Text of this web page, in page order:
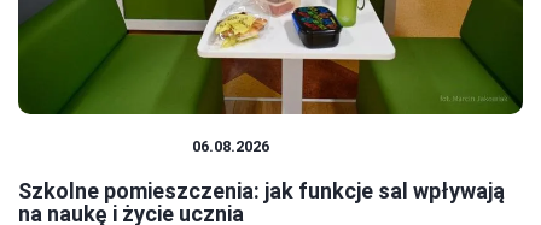
06.08.2026
Szkolne pomieszczenia: jak funkcje sal wpływają
na naukę i życie ucznia